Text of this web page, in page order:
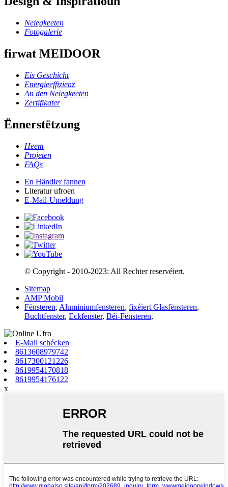
Neiegkeeten
Fotogalerie
firwat MEIDOOR
Eis Geschicht
Energieeffizienz
An den Neiegkeeten
Zertifikater
Ënnerstëtzung
Heem
Projeten
FAQs
En Händler fannen
Literatur ufroen
E-Mail-Umeldung
© Copyright - 2010-2023: All Rechter reservéiert.
Sitemap
AMP Mobil
Fënsteren, Aluminiumfensteren, fixéiert Glasfënsteren,
Buchtfenster, Eckfenster, Béi-Fënsteren,
E-Mail schécken
8613608979742
8617300121226
8619954170818
8619954176122
x